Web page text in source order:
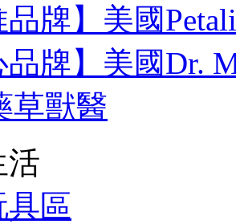
品牌】美國
品牌】美國Dr.
草獸醫
活
具區